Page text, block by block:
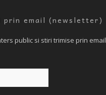
prin email (newsletter)
public si stiri trimise prin email